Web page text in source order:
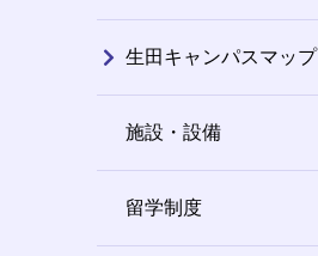
生田キャンパスマップ
施設・設備
留学制度